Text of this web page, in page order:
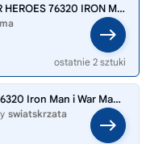
LEGO MARVEL SUPER HEROES 76320 IRON MAN I WAR MACHINE KONTRA DRONY HAMMERA
ostatnie 2 sztuki
LEGO Super Heroes 76320 Iron Man i War Machine kontra drony Hammera
swiatskrzata